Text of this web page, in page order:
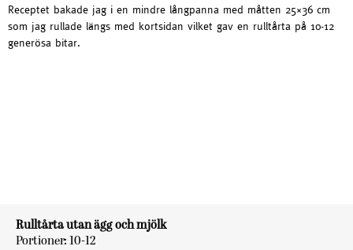
Receptet bakade jag i en mindre långpanna med måtten 25×36 cm
som jag rullade längs med kortsidan vilket gav en rulltårta på 10-12
generösa bitar.
Rulltårta utan ägg och mjölk
Portioner: 10-12